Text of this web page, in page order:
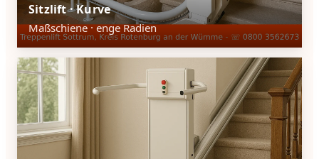
Sitzlift · Kurve
Maßschiene · enge Radien